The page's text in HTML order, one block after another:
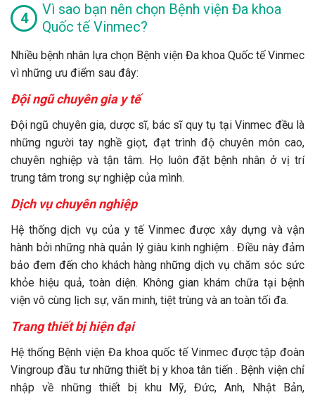
Vì sao bạn nên chọn Bệnh viện Đa khoa
Quốc tế Vinmec?
Nhiều bệnh nhân lựa chọn Bệnh viện Đa khoa Quốc tế Vinmec
vì những ưu điểm sau đây:
Đội ngũ chuyên gia y tế
Đội ngũ chuyên gia, dược sĩ, bác sĩ quy tụ tại Vinmec đều là
những người tay nghề giọt, đạt trình độ chuyên môn cao,
chuyên nghiệp và tận tâm. Họ luôn đặt bệnh nhân ở vị trí
trung tâm trong sự nghiệp của mình.
Dịch vụ chuyên nghiệp
Hệ thống dịch vụ của y tế Vinmec được xây dựng và vận
hành bởi những nhà quản lý giàu kinh nghiệm . Điều này đảm
bảo đem đến cho khách hàng những dịch vụ chăm sóc sức
khỏe hiệu quả, toàn diện. Không gian khám chữa tại bệnh
viện vô cùng lịch sự, văn minh, tiệt trùng và an toàn tối đa.
Trang thiết bị hiện đại
Hệ thống Bệnh viện Đa khoa quốc tế Vinmec được tập đoàn
Vingroup đầu tư những thiết bị y khoa tân tiến . Bệnh viện chỉ
nhập về những thiết bị khu Mỹ, Đức, Anh, Nhật Bản,